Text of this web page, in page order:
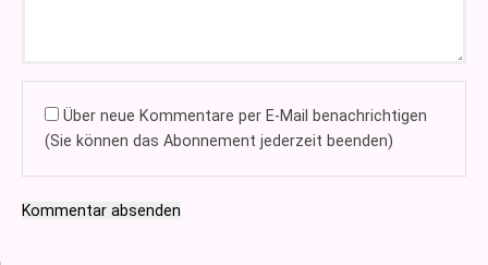
Über neue Kommentare per E-Mail benachrichtigen
(Sie können das Abonnement jederzeit beenden)
Kommentar absenden